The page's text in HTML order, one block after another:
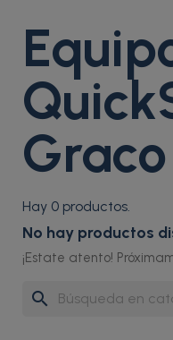
Graco
Hay 0 productos.
No hay productos
¡Estate atento!
search